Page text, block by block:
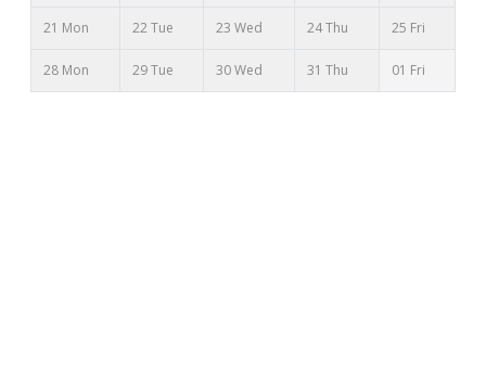
21 Mon 22 Tue 23 Wed 24 Thu 25 Fri
28 Mon 29 Tue 30 Wed 31 Thu 01 Fri